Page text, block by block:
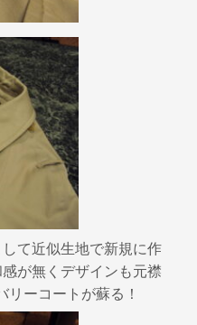
て近似生地で新規に作
が無くデザインも元襟
ーコートが蘇る！